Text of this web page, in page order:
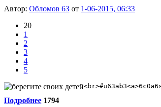
Автор: Обломов 63 от 1-06-2015, 06:33
20
1
2
3
4
5
Подробнее 1794